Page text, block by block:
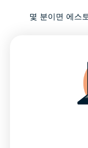
몇 분이면 에스